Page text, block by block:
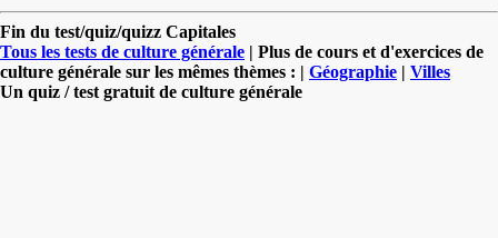
Fin du test/quiz/quizz Capitales
Tous les tests de culture générale | Plus de cours et d'exercices de
culture générale sur les mêmes thèmes : | Géographie | Villes
Un quiz / test gratuit de culture générale